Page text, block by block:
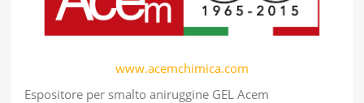
www.acemchimica.com
Espositore per smalto aniruggine GEL Acem